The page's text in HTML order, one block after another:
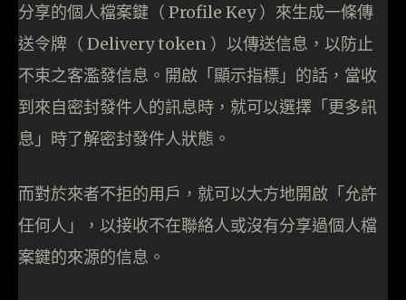
分享的個人檔案鍵（ Profile Key ）來生成一條傳
送令牌（ Delivery token ）以傳送信息，以防止
不束之客濫發信息。開啟「顯示指標」的話，當收
到來自密封發件人的訊息時，就可以選擇「更多訊
息」時了解密封發件人狀態。
而對於來者不拒的用戶，就可以大方地開啟「允許
任何人」，以接收不在聯絡人或沒有分享過個人檔
案鍵的來源的信息。